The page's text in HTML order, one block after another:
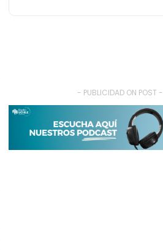
- PUBLICIDAD ON POST -